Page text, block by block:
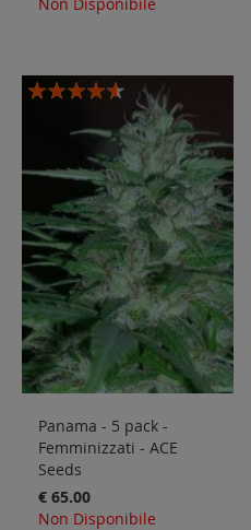
Panama - 5 pack -
Femminizzati - ACE
Seeds
Valutazione:
€ 65.00
Non Disponibile